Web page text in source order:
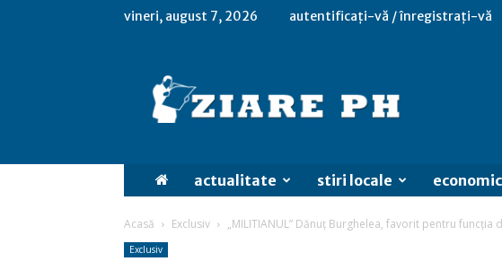
vineri, august 7, 2026 autentificați-vă / înregistrați-vă
actualitate stiri locale economic
Acasă Exclusiv „MILITIANUL” Dănuț Burghelea, favorit pentru
Exclusiv